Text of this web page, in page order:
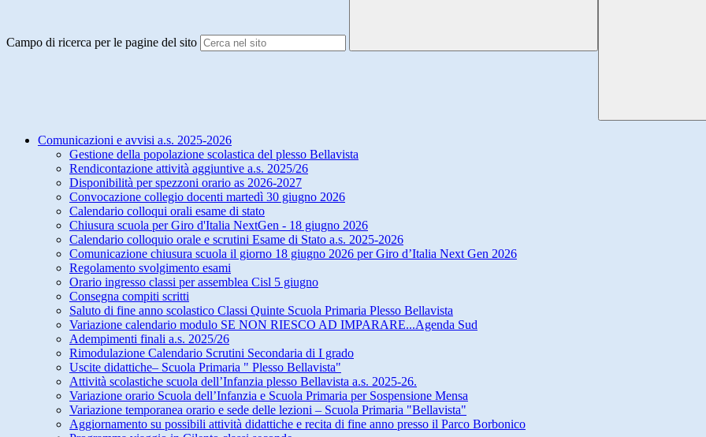
Campo di ricerca per le pagine del sito
Comunicazioni e avvisi a.s. 2025-2026
Gestione della popolazione scolastica del plesso Bellavista
Rendicontazione attività aggiuntive a.s. 2025/26
Disponibilità per spezzoni orario as 2026-2027
Convocazione collegio docenti martedì 30 giugno 2026
Calendario colloqui orali esame di stato
Chiusura scuola per Giro d'Italia NextGen - 18 giugno 2026
Calendario colloquio orale e scrutini Esame di Stato a.s. 2025-2026
Comunicazione chiusura scuola il giorno 18 giugno 2026 per Giro d’Italia Next Gen 2026
Regolamento svolgimento esami
Orario ingresso classi per assemblea Cisl 5 giugno
Consegna compiti scritti
Saluto di fine anno scolastico Classi Quinte Scuola Primaria Plesso Bellavista
Variazione calendario modulo SE NON RIESCO AD IMPARARE...Agenda Sud
Adempimenti finali a.s. 2025/26
Rimodulazione Calendario Scrutini Secondaria di I grado
Uscite didattiche– Scuola Primaria " Plesso Bellavista"
Attività scolastiche scuola dell’Infanzia plesso Bellavista a.s. 2025-26.
Variazione orario Scuola dell’Infanzia e Scuola Primaria per Sospensione Mensa
Variazione temporanea orario e sede delle lezioni – Scuola Primaria "Bellavista"
Aggiornamento su possibili attività didattiche e recita di fine anno presso il Parco Borbonico